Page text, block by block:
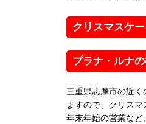
クリスマスケ
プラナ・ルナ
三重県志摩市の近
ますので、クリス
年末年始の営業など